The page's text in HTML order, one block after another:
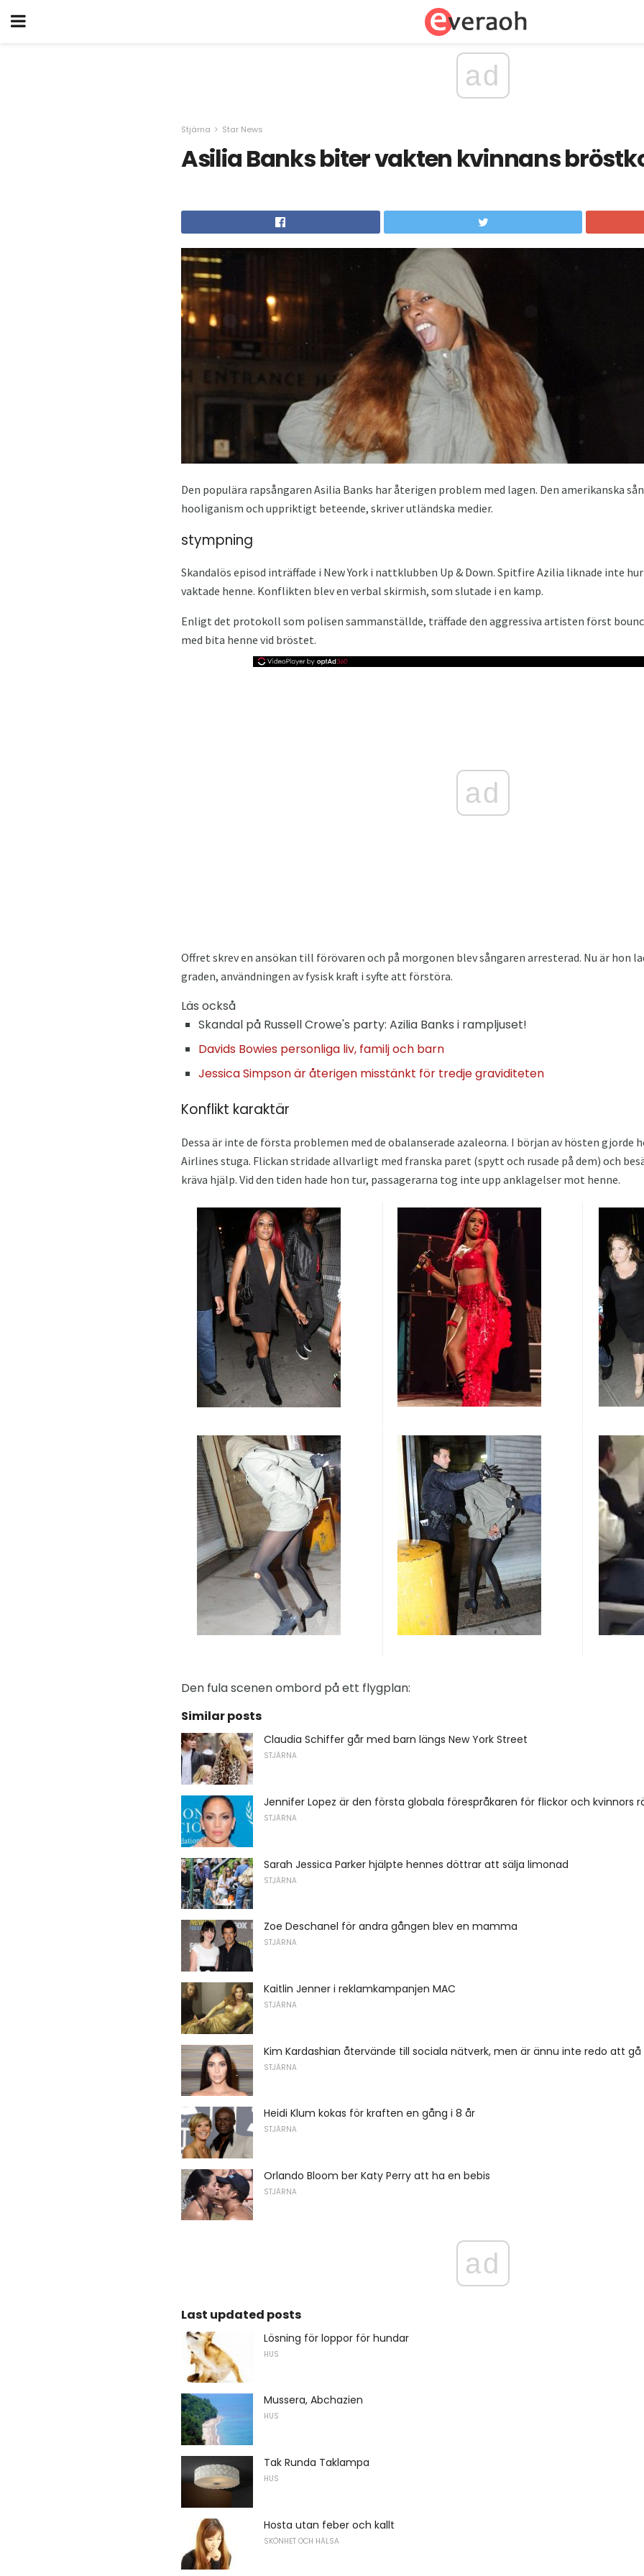
ad
Stjärna Star News
Asilia Banks biter vakten kvinnans
Den populära rapsångaren Asilia Banks har återigen problem med lagen. Den amerikanska
hooliganism och uppriktigt beteende, skriver utländska medier.
stympning
Skandalös episod inträffade i New York i nattklubben Up & Down. Spitfire Azilia liknade inte
vaktade henne. Konflikten blev en verbal skirmish, som slutade i en kamp.
Enligt det protokoll som polisen sammanställde, träffade den aggressiva artisten först
med bita henne vid bröstet.
ad
Offret skrev en ansökan till förövaren och på morgonen blev sångaren arresterad. Nu är hon
graden, användningen av fysisk kraft i syfte att förstöra.
Läs också
Skandal på Russell Crowe's party: Azilia Banks i rampljuset!
Davids Bowies personliga liv, familj och barn
Jessica Simpson är återigen misstänkt för tredje graviditeten
Konflikt karaktär
Dessa är inte de första problemen med de obalanserade azaleorna. I början av hösten gjorde
Airlines stuga. Flickan stridade allvarligt med franska paret (spytt och rusade på dem) och
kräva hjälp. Vid den tiden hade hon tur, passagerarna tog inte upp anklagelser mot henne.
Den fula scenen ombord på ett flygplan:
Similar posts
Claudia Schiffer går med barn längs New York Street
STJÄRNA
Jennifer Lopez är den första globala förespråkaren för flickor och kvinnors
STJÄRNA
Sarah Jessica Parker hjälpte hennes döttrar att sälja limonad
STJÄRNA
Zoe Deschanel för andra gången blev en mamma
STJÄRNA
Kaitlin Jenner i reklamkampanjen MAC
STJÄRNA
Kim Kardashian återvände till sociala nätverk, men är ännu inte redo att
STJÄRNA
Heidi Klum kokas för kraften en gång i 8 år
STJÄRNA
Orlando Bloom ber Katy Perry att ha en bebis
STJÄRNA
ad
Last updated posts
Lösning för loppor för hundar
HUS
Mussera, Abchazien
HUS
Tak Runda Taklampa
HUS
Hosta utan feber och kallt
SKÖNHET OCH HÄLSA